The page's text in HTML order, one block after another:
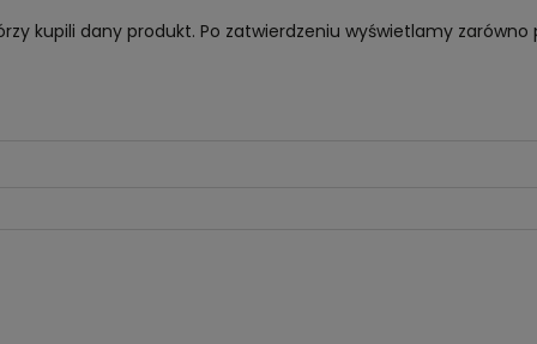
kupili dany produkt. Po zatwierdzeniu wyświetlamy